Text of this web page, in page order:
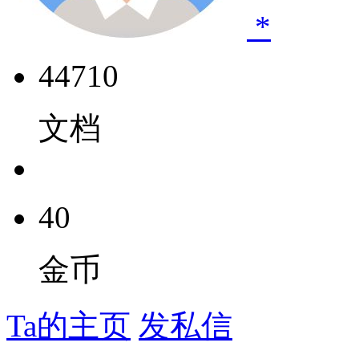
*
44710
文档
40
金币
Ta的主页 发私信